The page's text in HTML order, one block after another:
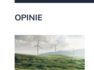
OPINIE